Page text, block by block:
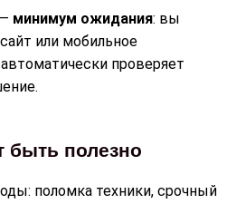
минимум ожидания: вы
или мобильное
проверяет
быть полезно
поломка техники, срочный